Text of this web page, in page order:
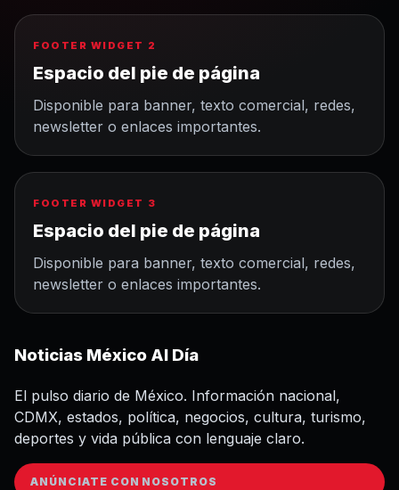
FOOTER WIDGET 2
Espacio del pie de página
Disponible para banner, texto comercial, redes,
newsletter o enlaces importantes.
FOOTER WIDGET 3
Espacio del pie de página
Disponible para banner, texto comercial, redes,
newsletter o enlaces importantes.
Noticias México Al Día
El pulso diario de México. Información nacional,
CDMX, estados, política, negocios, cultura, turismo,
deportes y vida pública con lenguaje claro.
ANÚNCIATE CON NOSOTROS